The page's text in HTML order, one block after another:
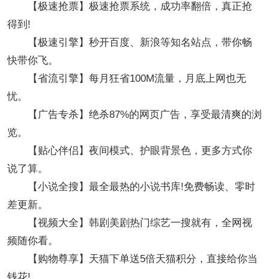
【极速抢票】极速抢票系统，成功率翻倍，真正抢
得到!
【极速引擎】秒开百度、新浪等知名站点，带你畅
快带你飞。
【省流引擎】每月狂省100M流量，月底上网也无
忧。
【广告专杀】绝杀87%的网页广告，享受最清爽的浏
览。
【贴心伴侣】夜间模式、护眼背景色，更多方式你
说了算。
【小说全搜】最全最热的小说书库!免费畅读、零时
差更新。
【视频大全】韩剧美剧热门综艺一搜就有，全网视
频随你看。
【购物尊享】天猫下单送5倍天猫积分，直接给你当